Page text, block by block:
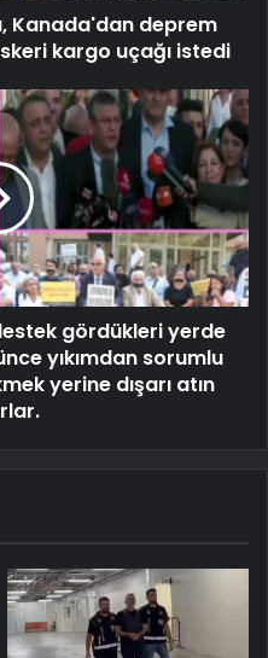
Kanada'dan deprem
kargo uçağı istedi
gördükleri yerde
yıkımdan sorumlu
yerine dışarı atın